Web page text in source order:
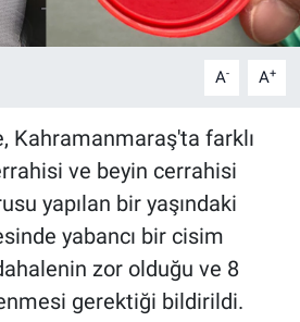
A- A+
Kahramanmaraş'ta farklı
ve beyin cerrahisi
yapılan bir yaşındaki
yabancı bir cisim
zor olduğu ve 8
gerektiği bildirildi.